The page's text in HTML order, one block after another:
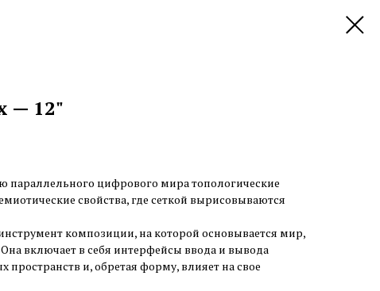
— 12"
параллельного цифрового мира топологические
свойства, где сеткой вырисовываются
композиции, на которой основывается мир,
включает в себя интерфейсы ввода и вывода
и, обретая форму, влияет на свое